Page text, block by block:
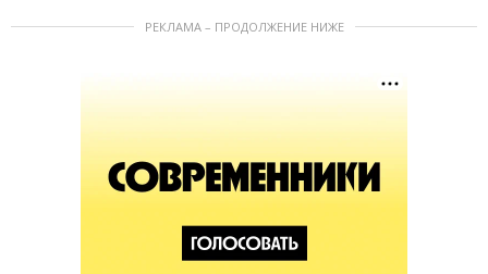
РЕКЛАМА – ПРОДОЛЖЕНИЕ НИЖЕ